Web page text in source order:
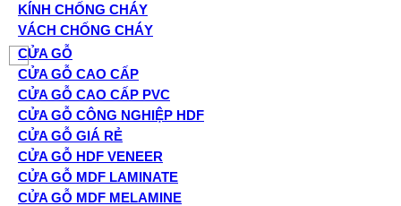
KÍNH CHỐNG CHÁY
VÁCH CHỐNG CHÁY
CỬA GỖ
CỬA GỖ CAO CẤP
CỬA GỖ CAO CẤP PVC
CỬA GỖ CÔNG NGHIỆP HDF
CỬA GỖ GIÁ RẺ
CỬA GỖ HDF VENEER
CỬA GỖ MDF LAMINATE
CỬA GỖ MDF MELAMINE